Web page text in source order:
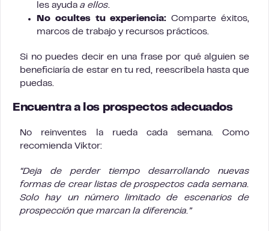
les ayuda a ellos
No ocultes tu experiencia: Comparte éxitos,
marcos de trabajo y recursos prácticos.
Si no puedes decir en una frase por qué alguien se
beneficiaría de estar en tu red, reescríbela hasta que
puedas.
Encuentra a los prospectos adecuados
No reinventes la rueda cada semana. Como
recomienda Viktor:
“Deja de perder tiempo desarrollando nuevas
formas de crear listas de prospectos cada semana.
Solo hay un número limitado de escenarios de
prospección que marcan la diferencia.”